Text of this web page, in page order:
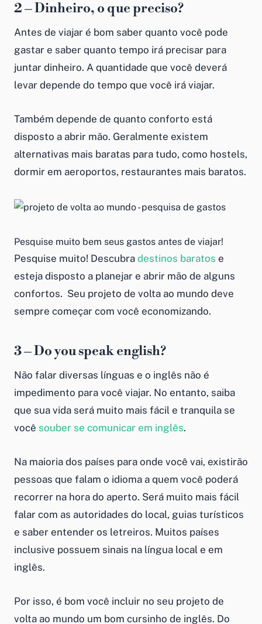
2 – Dinheiro, o que preciso?
Antes de viajar é bom saber quanto você pode
gastar e saber quanto tempo irá precisar para
juntar dinheiro. A quantidade que você deverá
levar depende do tempo que você irá viajar.
Também depende de quanto conforto está
disposto a abrir mão. Geralmente existem
alternativas mais baratas para tudo, como hostels,
dormir em aeroportos, restaurantes mais baratos.
Pesquise muito bem seus gastos antes de viajar!
Pesquise muito! Descubra destinos baratos e
esteja disposto a planejar e abrir mão de alguns
confortos. Seu projeto de volta ao mundo deve
sempre começar com você economizando.
3 – Do you speak english?
Não falar diversas línguas e o inglês não é
impedimento para você viajar. No entanto, saiba
que sua vida será muito mais fácil e tranquila se
você souber se comunicar em inglês.
Na maioria dos países para onde você vai, existirão
pessoas que falam o idioma a quem você poderá
recorrer na hora do aperto. Será muito mais fácil
falar com as autoridades do local, guias turísticos
e saber entender os letreiros. Muitos países
inclusive possuem sinais na língua local e em
inglês.
Por isso, é bom você incluir no seu projeto de
volta ao mundo um bom cursinho de inglês. Do